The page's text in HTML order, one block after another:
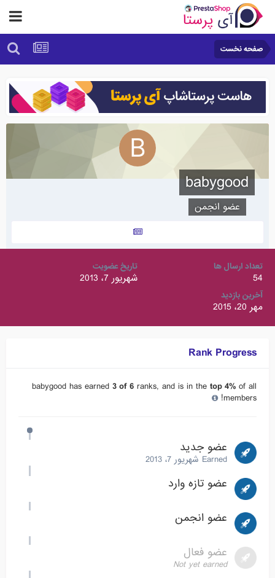
صفحه نخست
babygood
عضو انجمن
تعداد ارسال ها
54
تاریخ عضویت
شهریور 7، 2013
آخرین بازدید
مهر 20، 2015
Rank Progress
babygood has earned 3 of 6 ranks, and is in the top 4% of all
members!
عضو جدید
Earned شهریور 7، 2013
عضو تازه وارد
عضو انجمن
عضو فعال
Not yet earned